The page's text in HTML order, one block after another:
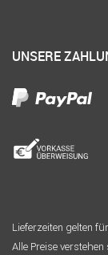
UNSERE
Lieferzeiten gelten
Alle Preise